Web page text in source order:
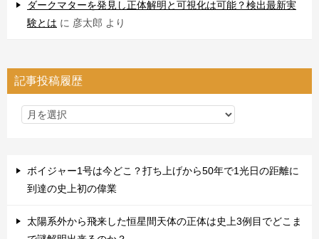
ダークマターを発見し正体解明と可視化は可能？検出最新実
験とは に 彦太郎 より
記事投稿履歴
ボイジャー1号は今どこ？打ち上げから50年で1光日の距離に
到達の史上初の偉業
太陽系外から飛来した恒星間天体の正体は史上3例目でどこま